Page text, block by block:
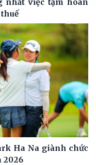
Ha Na giành chức
2026